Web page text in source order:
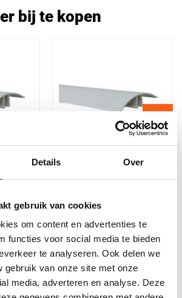
Details Over
gebruik van cookies
om content en advertenties te
functies voor social media te bieden
te analyseren. Ook delen we
gebruik van onze site met onze
media, adverteren en analyse. Deze
bij te kopen
-
PVC kliklijst - wit -
Vanaf € 750,- gratis bezorgd
Kunststoffen een9,0/10na 2663 beoordelingen
check_circle2-5dagen levertijd